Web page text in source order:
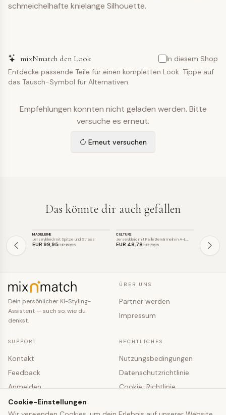
schmeichelhafte knielange Silhouette.
mixNmatch den Look
In diesem Shop
Entdecke passende Teile für einen kompletten Look. Tippe auf
das Tausch-Symbol für Alternativen.
Empfehlungen konnten nicht geladen werden. Bitte
versuche es erneut.
Erneut versuchen
Das könnte dir auch gefallen
SALE
MADELEINE
Jerseykleid mit Spitze und Strass
EUR 99,95EUR 169,95
SALE
CULTURE
Jerseykleid mit Paillettenärmeln in A-L…
EUR 48,78EUR 79,95
SALE
EUR 139
Dein persönlicher KI-Styling-
Assistent — such so, wie du
denkst.
ÜBER UNS
Partner werden
Impressum
SUPPORT
Kontakt
Feedback
Anmelden
Registrieren
RECHTLICHES
Nutzungsbedingungen
Datenschutzrichtlinie
Cookie-Richtlinie
Cookie-Einstellungen